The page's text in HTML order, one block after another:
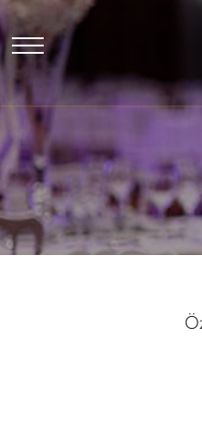
ANA SAYFA
HAKKIMIZDA
HIZMETLERIMIZ
VIDEOLAR